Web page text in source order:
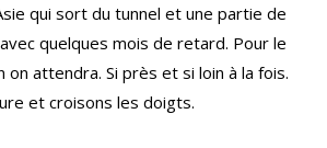
qui sort du tunnel et une partie de
quelques mois de retard. Pour le
on attendra. Si près et si loin à la fois.
et croisons les doigts.